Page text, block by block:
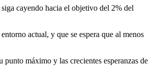
cayendo hacia el objetivo del 2% del
actual, y que se espera que al menos
máximo y las crecientes esperanzas de